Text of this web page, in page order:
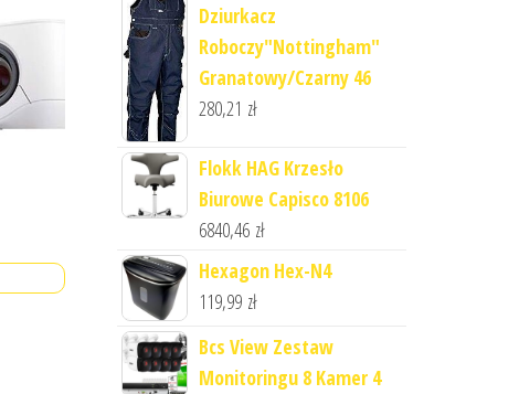
Dziurkacz
Roboczy"Nottingham"
Granatowy/Czarny 46
280,21 zł
Flokk HAG Krzesło
Biurowe Capisco 8106
6840,46 zł
Hexagon Hex-N4
119,99 zł
Bcs View Zestaw
Monitoringu 8 Kamer 4